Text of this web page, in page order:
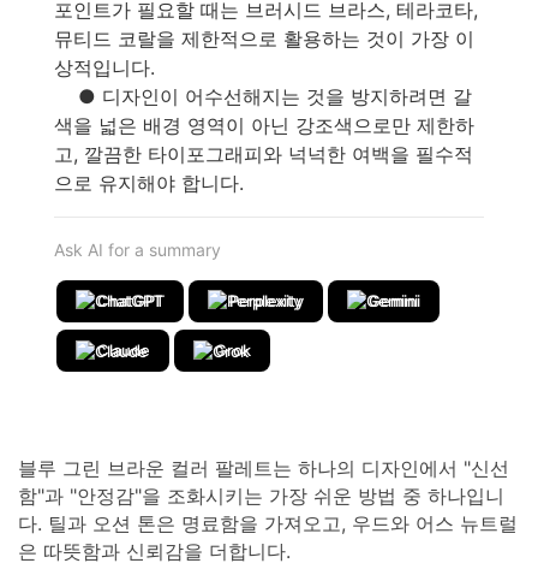
포인트가 필요할 때는 브러시드 브라스, 테라코타,
뮤티드 코랄을 제한적으로 활용하는 것이 가장 이
상적입니다.
● 디자인이 어수선해지는 것을 방지하려면 갈
색을 넓은 배경 영역이 아닌 강조색으로만 제한하
고, 깔끔한 타이포그래피와 넉넉한 여백을 필수적
으로 유지해야 합니다.
Ask AI for a summary
ChatGPT Perplexity Gemini
Claude Grok
블루 그린 브라운 컬러 팔레트는 하나의 디자인에서 "신선
함"과 "안정감"을 조화시키는 가장 쉬운 방법 중 하나입니
다. 틸과 오션 톤은 명료함을 가져오고, 우드와 어스 뉴트럴
은 따뜻함과 신뢰감을 더합니다.